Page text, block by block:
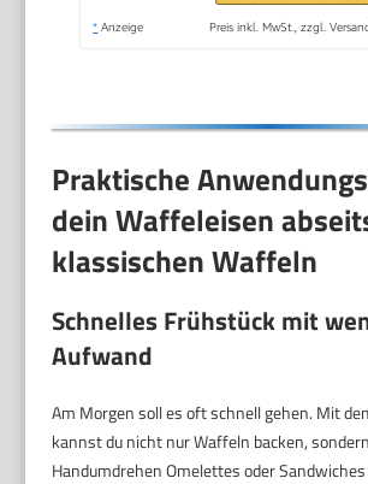
* Anzeige Preis inkl. MwSt., zzgl.
Praktische
dein Waffeleisen
klassischen Waffeln
Schnelles Frühstück mit
Aufwand
Am Morgen soll es oft schnell gehen. Mit
kannst du nicht nur Waffeln backen,
Handumdrehen Omelettes oder